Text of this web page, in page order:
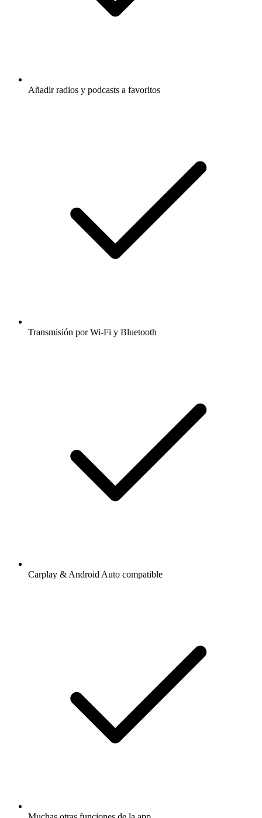
Añadir radios y podcasts a favoritos
Transmisión por Wi-Fi y Bluetooth
Carplay & Android Auto compatible